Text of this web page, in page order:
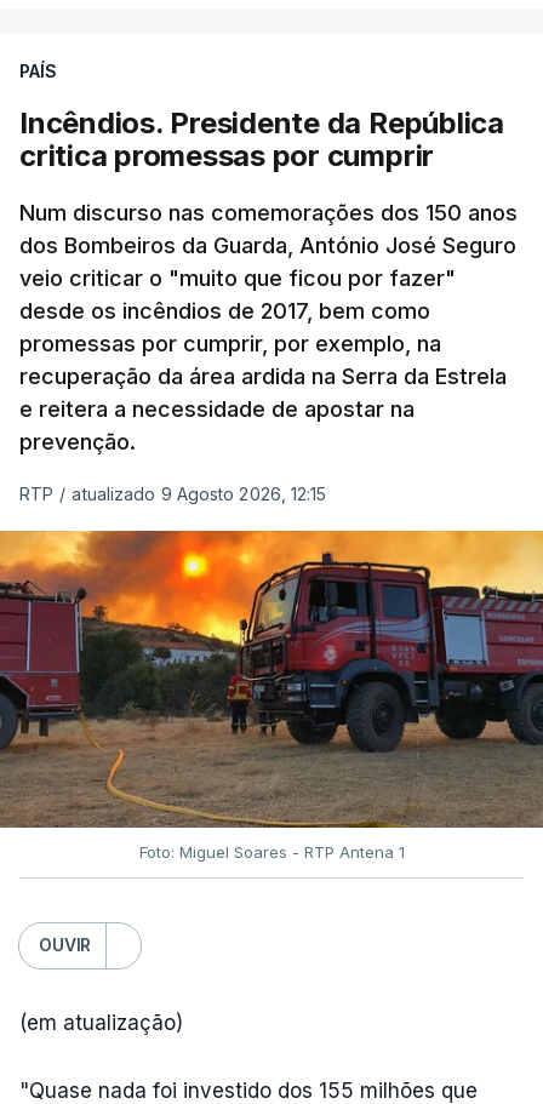
PAÍS
Incêndios. Presidente da República
critica promessas por cumprir
Num discurso nas comemorações dos 150 anos
dos Bombeiros da Guarda, António José Seguro
veio criticar o "muito que ficou por fazer"
desde os incêndios de 2017, bem como
promessas por cumprir, por exemplo, na
recuperação da área ardida na Serra da Estrela
e reitera a necessidade de apostar na
prevenção.
RTP / atualizado 9 Agosto 2026, 12:15
Foto: Miguel Soares - RTP Antena 1
OUVIR
(em atualização)
"Quase nada foi investido dos 155 milhões que